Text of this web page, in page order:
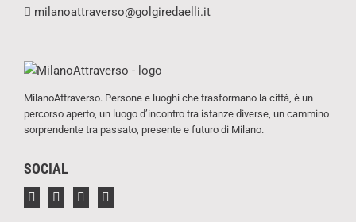
milanoattraverso@golgiredaelli.it
MilanoAttraverso. Persone e luoghi che trasformano la città, è un
percorso aperto, un luogo d’incontro tra istanze diverse, un cammino
sorprendente tra passato, presente e futuro di Milano.
SOCIAL